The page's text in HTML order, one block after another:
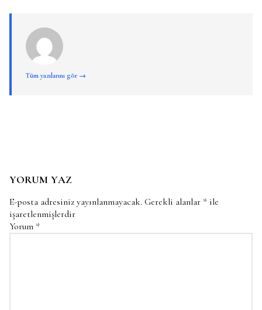
Tüm yazılarını gör →
YORUM YAZ
E-posta adresiniz yayınlanmayacak. Gerekli alanlar * ile
işaretlenmişlerdir
Yorum *